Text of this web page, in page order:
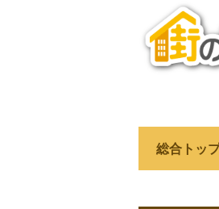
総合トッ